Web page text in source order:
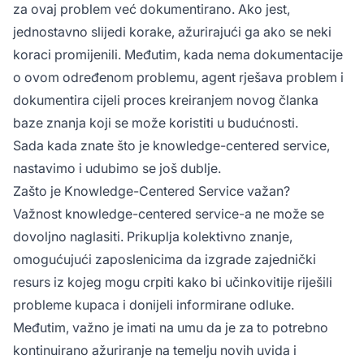
za ovaj problem već dokumentirano. Ako jest,
jednostavno slijedi korake, ažurirajući ga ako se neki
koraci promijenili. Međutim, kada nema dokumentacije
o ovom određenom problemu, agent rješava problem i
dokumentira cijeli proces kreiranjem novog članka
baze znanja koji se može koristiti u budućnosti.
Sada kada znate što je knowledge-centered service,
nastavimo i udubimo se još dublje.
Zašto je Knowledge-Centered Service važan?
Važnost knowledge-centered service-a ne može se
dovoljno naglasiti. Prikuplja kolektivno znanje,
omogućujući zaposlenicima da izgrade zajednički
resurs iz kojeg mogu crpiti kako bi učinkovitije riješili
probleme kupaca i donijeli informirane odluke.
Međutim, važno je imati na umu da je za to potrebno
kontinuirano ažuriranje na temelju novih uvida i